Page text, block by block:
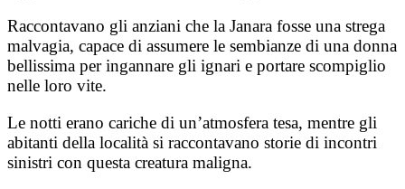
Raccontavano gli anziani che la Janara fosse una strega
malvagia, capace di assumere le sembianze di una donna
bellissima per ingannare gli ignari e portare scompiglio
nelle loro vite.
Le notti erano cariche di un’atmosfera tesa, mentre gli
abitanti della località si raccontavano storie di incontri
sinistri con questa creatura maligna.